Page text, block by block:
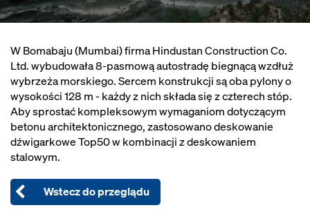
W Bomabaju (Mumbai) firma Hindustan Construction Co.
Ltd. wybudowała 8-pasmową autostradę biegnącą wzdłuż
wybrzeża morskiego. Sercem konstrukcji są oba pylony o
wysokości 128 m - każdy z nich składa się z czterech stóp.
Aby sprostać kompleksowym wymaganiom dotyczącym
betonu architektonicznego, zastosowano deskowanie
dźwigarkowe Top50 w kombinacji z deskowaniem
stalowym.
Wstecz do przeglądu